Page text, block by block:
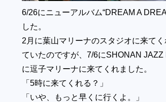
6/26にニューアルバム“DREAM A
した。
2月に葉山マリーナのスタジオに来て
ていたのですが、7/6にSHONAN
に逗子マリーナに来てくれました。
「5時に来てくれる？」
「いや、もっと早くに行くよ。」